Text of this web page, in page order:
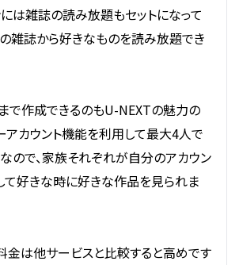
には雑誌の読み放題もセットになって
雑誌から好きなものを読み放題でき
で作成できるのもU-NEXTの魅力の
アカウント機能を利用して最大4人で
ので、家族それぞれが自分のアカウン
て好きな時に好きな作品を見られま
金は他サービスと比較すると高めです